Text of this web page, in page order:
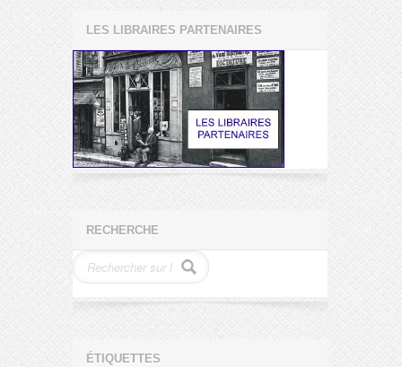
LES LIBRAIRES PARTENAIRES
RECHERCHE
ÉTIQUETTES